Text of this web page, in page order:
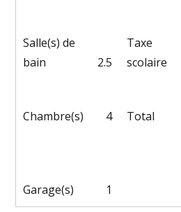
Salle(s) de
bain
2.5
Taxe
scolaire
Chambre(s) 4 Total
Garage(s) 1